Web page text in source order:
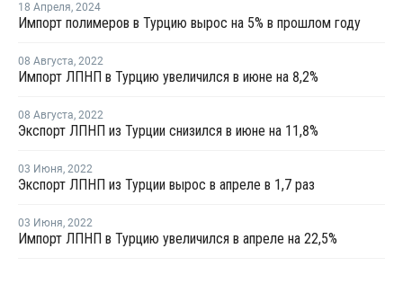
18 Апреля, 2024
Импорт полимеров в Турцию вырос на 5% в прошлом году
08 Августа, 2022
Импорт ЛПНП в Турцию увеличился в июне на 8,2%
08 Августа, 2022
Экспорт ЛПНП из Турции снизился в июне на 11,8%
03 Июня, 2022
Экспорт ЛПНП из Турции вырос в апреле в 1,7 раз
03 Июня, 2022
Импорт ЛПНП в Турцию увеличился в апреле на 22,5%